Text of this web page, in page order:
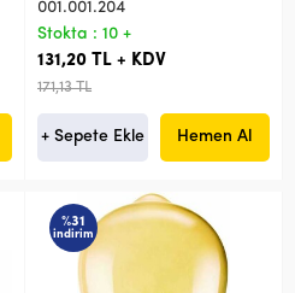
001.001.204
Stokta : 10 +
131,20 TL + KDV
171,13 TL
+ Sepete Ekle Hemen Al
%31
indirim